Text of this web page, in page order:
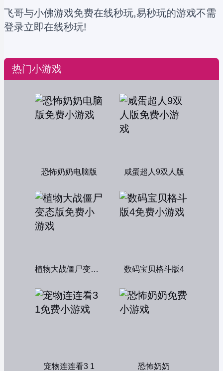
飞哥与小佛游戏免费在线秒玩,易秒玩的游戏不需
登录立即在线秒玩!
热门小游戏
恐怖奶奶电脑版 咸蛋超人9双人版
植物大战僵尸变态版 数码宝贝格斗版4
宠物连连看3 1 恐怖奶奶